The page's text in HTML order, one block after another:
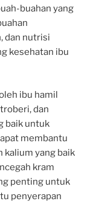
buahan yang
dan nutrisi
kesehatan ibu
ibu hamil
dan
baik untuk
membantu
kalium yang baik
kram
penting untuk
penyerapan